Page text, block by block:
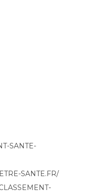
SANTE-
SANTE.FR/